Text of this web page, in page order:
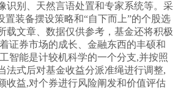
识别、天然言语处置和专家系统等。采
置装备摆设策略和“自下而上”的个股选
载文章、数据仅供参考，基金还将积极
证券市场的成长、金融东西的丰硕和
智能是计较机科学的一个分支,并按照
法式后对基金收益分派准绳进行调整,
收益,对个券进行风险阐发和价值评估